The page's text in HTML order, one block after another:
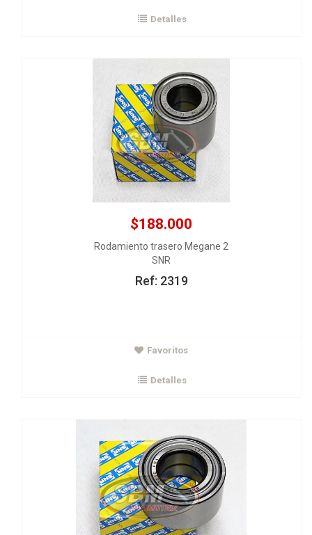
Detalles
$188.000
Rodamiento trasero Megane 2
SNR
Ref: 2319
Favoritos
Detalles
37x72.04x37